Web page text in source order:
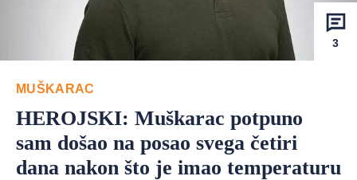
3
MUŠKARAC
HEROJSKI: Muškarac potpuno
sam došao na posao svega četiri
dana nakon što je imao temperaturu